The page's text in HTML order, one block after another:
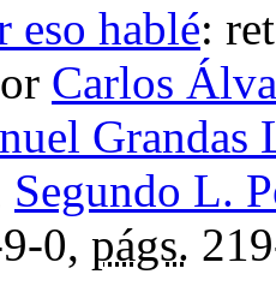
eso hablé:
Carlos
Grandas
Segundo L.
0, págs.